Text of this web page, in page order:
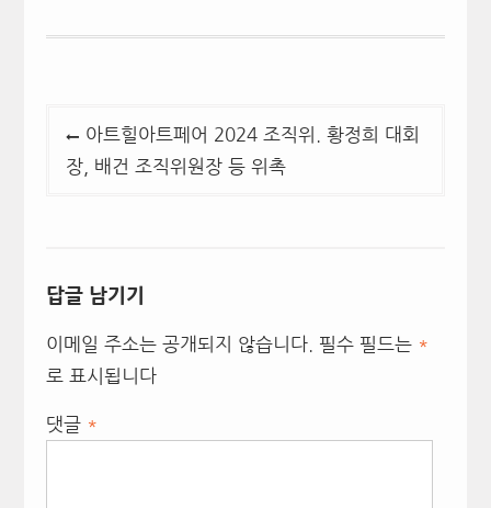
아트힐아트페어 2024 조직위. 황정희 대회
장, 배건 조직위원장 등 위촉
답글 남기기
이메일 주소는 공개되지 않습니다. 필수 필드는 *
로 표시됩니다
댓글 *